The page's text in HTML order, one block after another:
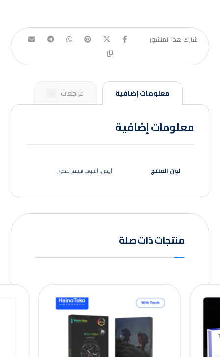
معلومات إضافية مراجعات ٠
معلومات إضافية
لون المنتج ابيض, اسود, سيلفر فضي
منتجات ذات صلة